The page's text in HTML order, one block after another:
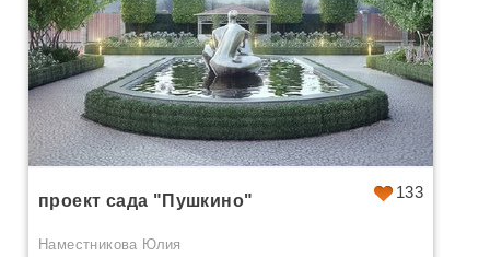
133
проект сада "Пушкино"
Наместникова Юлия